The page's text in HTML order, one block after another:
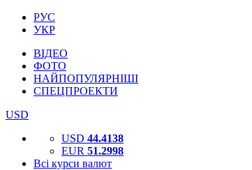
РУС
УКР
ВІДЕО
ФОТО
НАЙПОПУЛЯРНІШІ
СПЕЦПРОЕКТИ
USD
USD 44.4138
EUR 51.2998
Всі курси валют